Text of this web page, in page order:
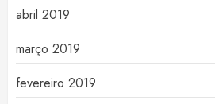
abril 2019
março 2019
fevereiro 2019